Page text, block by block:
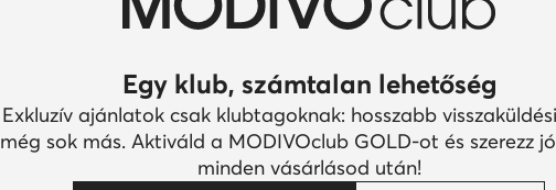
Egy klub, számtalan lehetőség
Exkluzív ajánlatok csak klubtagoknak: hosszabb
még sok más. Aktiváld a MODIVOclub GOLD-ot és szerezz
minden vásárlásod után!